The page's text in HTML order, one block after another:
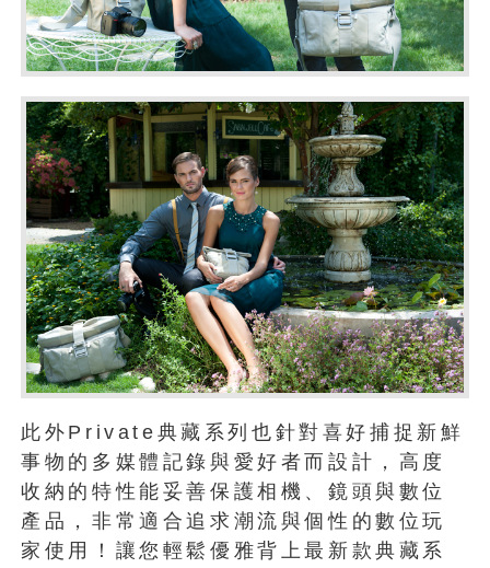
此外Private典藏系列也針對喜好捕捉新鮮
事物的多媒體記錄與愛好者而設計，高度
收納的特性能妥善保護相機、鏡頭與數位
產品，非常適合追求潮流與個性的數位玩
家使用！讓您輕鬆優雅背上最新款典藏系